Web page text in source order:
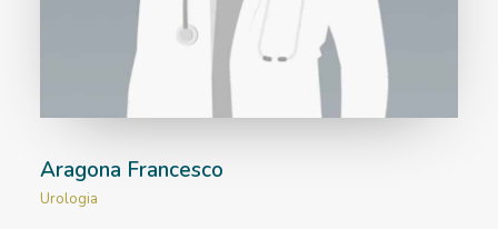
Aragona Francesco
Urologia